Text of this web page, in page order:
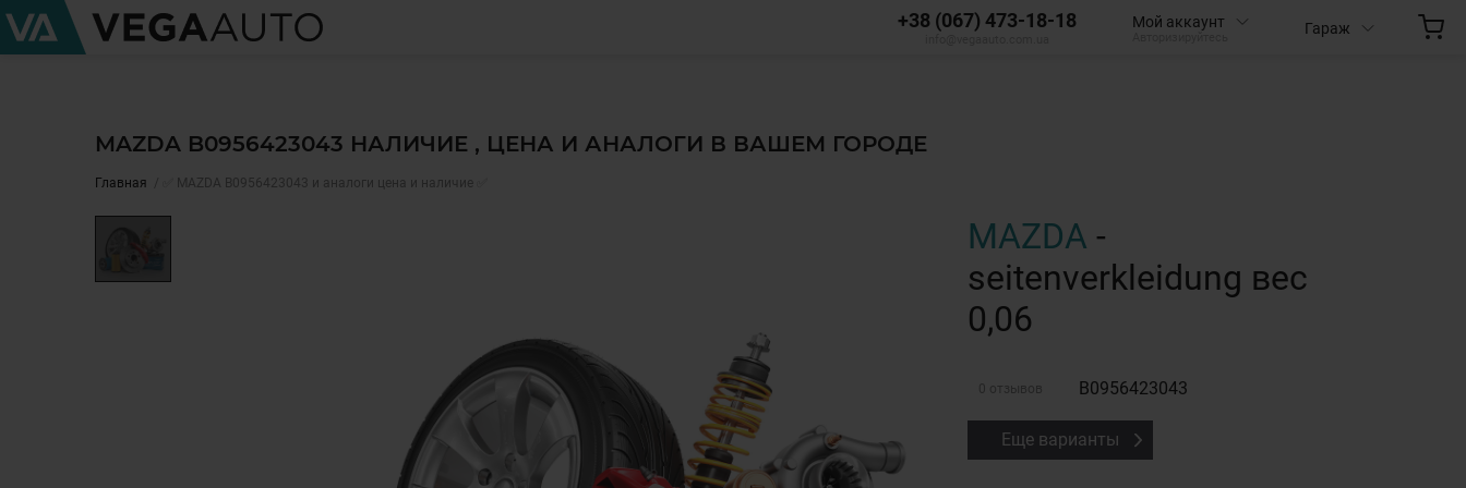
+38 (067) 473-18-18 Мой аккаунт Гараж
MAZDA B0956423043 НАЛИЧИЕ , ЦЕНА И АНАЛОГИ В ВАШЕМ ГОРОДЕ
Главная ✅ MAZDA B0956423043 и аналоги цена и наличие ✅
MAZDA -
seitenverkleidung вес
0,06
0 отзывов B0956423043
Еще варианты